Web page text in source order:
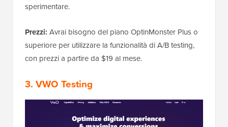
sperimentare.
Prezzi: Avrai bisogno del piano OptinMonster Plus o
superiore per utilizzare la funzionalità di A/B testing,
con prezzi a partire da $19 al mese.
3. VWO Testing